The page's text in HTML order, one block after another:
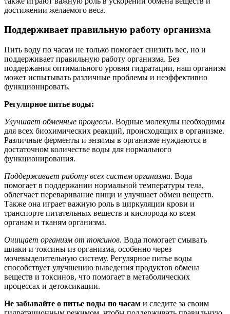
достижении желаемого веса.
Поддерживает правильную работу организма
Пить воду по часам не только помогает снизить вес, но и
поддерживает правильную работу организма. Без
поддержания оптимального уровня гидратации, наш организм
может испытывать различные проблемы и неэффективно
функционировать.
Регулярное питье воды:
Улучшает обменные процессы. Водные молекулы необходимы
для всех биохимических реакций, происходящих в организме.
Различные ферменты и энзимы в организме нуждаются в
достаточном количестве воды для нормального
функционирования.
Поддерживает работу всех систем организма. Вода
помогает в поддержании нормальной температуры тела,
облегчает переваривание пищи и улучшает обмен веществ.
Также она играет важную роль в циркуляции крови и
транспорте питательных веществ и кислорода ко всем
органам и тканям организма.
Очищает организм от токсинов. Вода помогает смывать
шлаки и токсины из организма, особенно через
мочевыделительную систему. Регулярное питье воды
способствует улучшению выведения продуктов обмена
веществ и токсинов, что помогает в метаболических
процессах и детоксикации.
Не забывайте о питье воды по часам и следите за своим